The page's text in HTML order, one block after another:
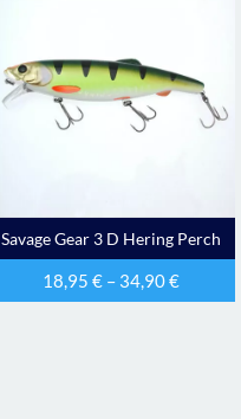
Savage Gear 3 D Hering Perch
18,95 €– 34,90€